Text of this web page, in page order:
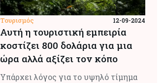
Τουρισμός 12-09-2024
Αυτή η τουριστική εμπειρία
κοστίζει 800 δολάρια για μια
ώρα αλλά αξίζει τον κόπο
Υπάρχει λόγος για το υψηλό τίμημα